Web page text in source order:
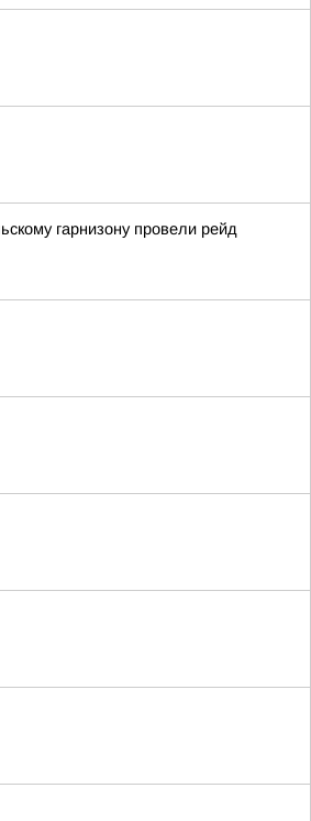
гарнизону провели рейд